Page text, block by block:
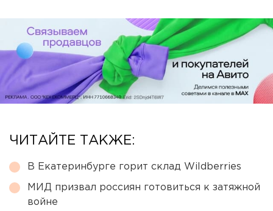
ЧИТАЙТЕ ТАКЖЕ:
В Екатеринбурге горит склад Wildberries
МИД призвал россиян готовиться к затяжной
войне